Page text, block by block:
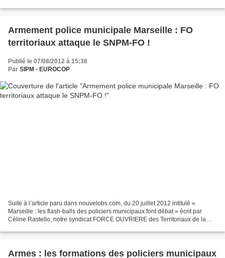
Armement police municipale Marseille : FO
territoriaux attaque le SNPM-FO !
Publié le 07/08/2012 à 15:38
Par SIPM - EUROCOP
Suite à l’article paru dans nouvelobs.com, du 20 juillet 2012 intitulé «
Marseille : les flash-balls des policiers municipaux font débat » écrit par
Céline Rastello, notre syndicat FORCE OUVRIERE des Territoriaux de la
Armes : les formations des policiers municipaux